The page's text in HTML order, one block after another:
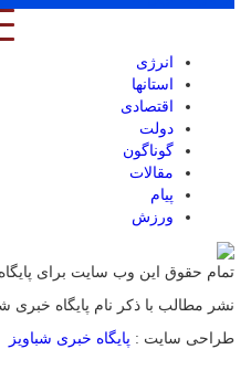
انرژی
استانها
اقتصادی
دولت
گوناگون
مقالات
پیام
ورزش
تمام حقوق این وب سایت برای
نشر مطالب با ذکر نام پایگاه خبری
طراحی سایت : پایگاه خبری شباویز